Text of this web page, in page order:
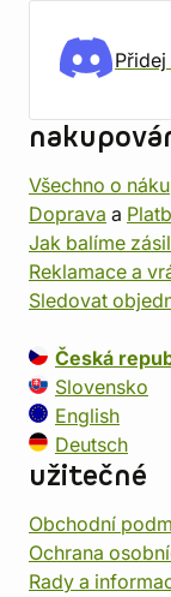
Všechno o
Doprava a
Jak balíme
Reklamace a
Sledovat
Česká
Slovensko
English
Deutsch
užitečné
Obchodní
Ochrana
Rady a